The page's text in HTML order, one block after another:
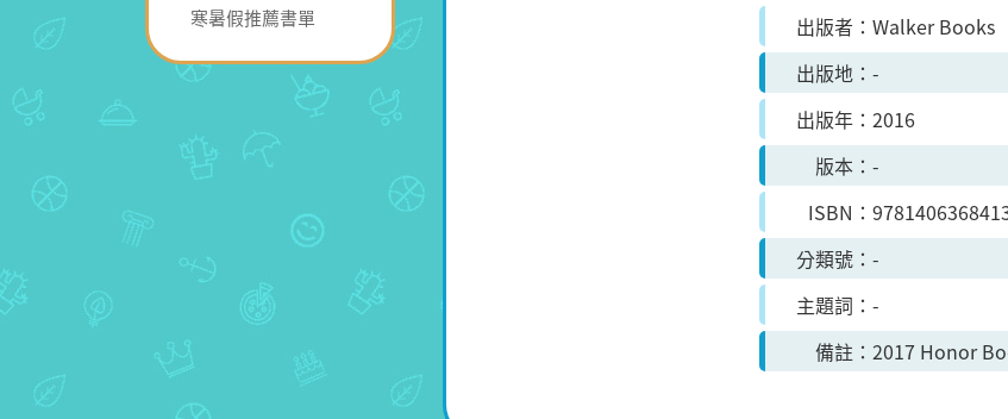
寒暑假推薦書單
出版者
Walker Books
出版地
-
出版年
2016
版本
-
ISBN
分類號
-
主題詞
-
備註
2017 Honor